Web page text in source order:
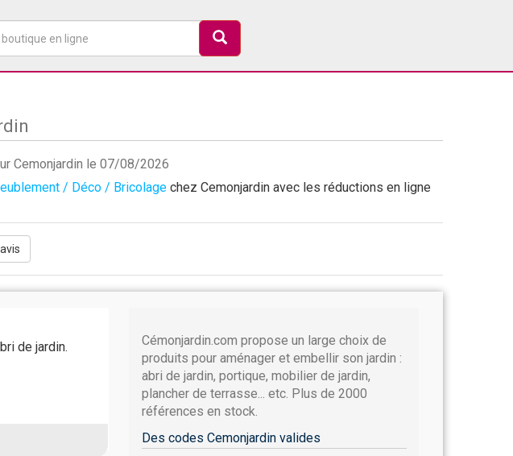
Cemonjardin le 07/08/2026
/ Déco / Bricolage chez Cemonjardin avec les réductions en ligne
avis
de jardin.
Cémonjardin.com propose un large choix de
produits pour aménager et embellir son jardin :
abri de jardin, portique, mobilier de jardin,
plancher de terrasse... etc. Plus de 2000
références en stock.
Des codes Cemonjardin valides